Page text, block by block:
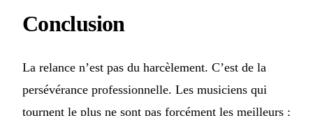
Conclusion
La relance n’est pas du harcèlement. C’est de la
persévérance professionnelle. Les musiciens qui
tournent le plus ne sont pas forcément les meilleurs :